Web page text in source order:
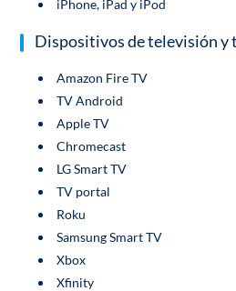
iPhone, iPad y iPod
Dispositivos de televisión y
Amazon Fire TV
TV Android
Apple TV
Chromecast
LG Smart TV
TV portal
Roku
Samsung Smart TV
Xbox
Xfinity